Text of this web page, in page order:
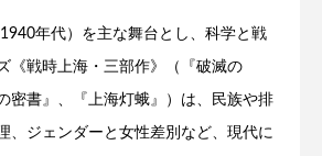
年代）を主な舞台とし、科学と戦
《戦時上海・三部作》（『破滅の
密書』、『上海灯蛾』）は、民族や排
、ジェンダーと女性差別など、現代に